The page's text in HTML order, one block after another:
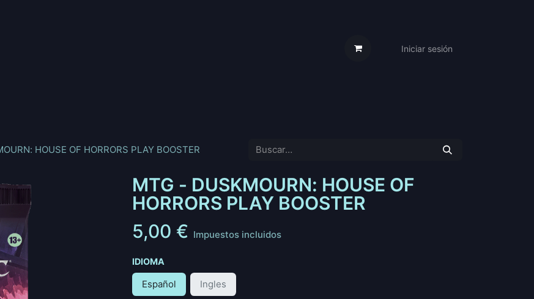
Iniciar sesión
HOUSE OF HORRORS PLAY BOOSTER
MTG - DUSKMOURN: HOUSE OF
HORRORS PLAY BOOSTER
5,00 € Impuestos incluidos
IDIOMA
Español Ingles